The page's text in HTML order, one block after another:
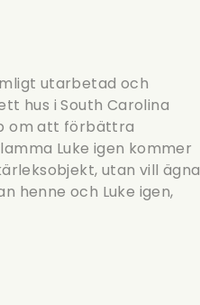
utarbetad och
hus i South Carolina
om att förbättra
Luke igen kommer
utan vill ägna
henne och Luke igen,